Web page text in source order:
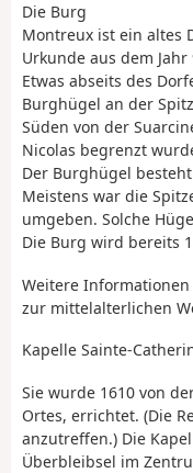
Die Burg
Montreux ist ein altes
Urkunde aus dem
Etwas abseits des
Burghügel an der
Süden von der
Nicolas begrenzt
Der Burghügel
Meistens war die
umgeben. Solche
Die Burg wird bereits
Weitere
zur mittelalterlichen
Kapelle Sainte-
Sie wurde 1610 von
Ortes, errichtet. (Die
anzutreffen.) Die
Überbleibsel im